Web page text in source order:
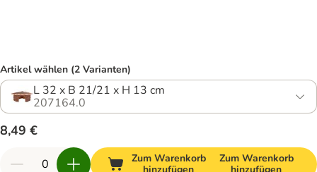
Artikel wählen (2 Varianten)
L 32 x B 21/21 x H 13 cm
207164.0
8,49 €
Zum Warenkorb
Zum Warenkorb